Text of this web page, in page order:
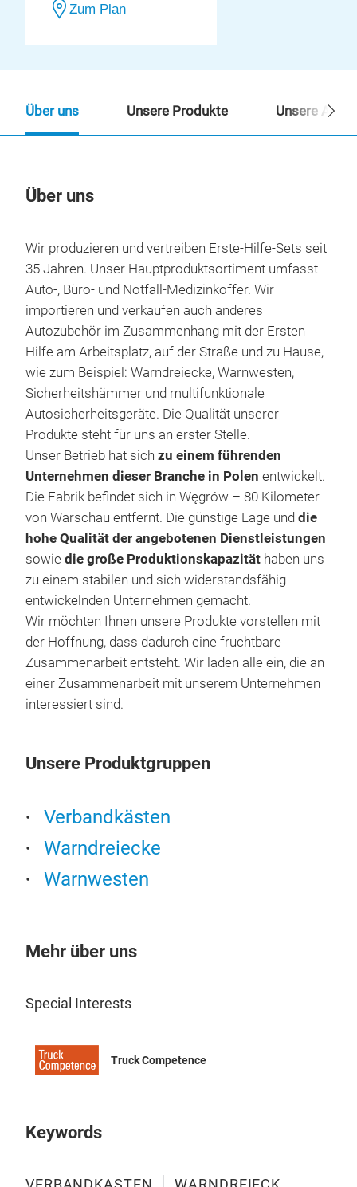
Zum Plan
Über uns
Wir produzieren und vertreiben Erste-Hilfe-Sets seit
35 Jahren. Unser Hauptproduktsortiment umfasst
Auto-, Büro- und Notfall-Medizinkoffer. Wir
importieren und verkaufen auch anderes
Autozubehör im Zusammenhang mit der Ersten
Hilfe am Arbeitsplatz, auf der Straße und zu Hause,
wie zum Beispiel: Warndreiecke, Warnwesten,
Sicherheitshämmer und multifunktionale
Autosicherheitsgeräte. Die Qualität unserer
Produkte steht für uns an erster Stelle.
Unser Betrieb hat sich zu einem führenden
Unternehmen dieser Branche in Polen entwickelt.
Die Fabrik befindet sich in Węgrów – 80 Kilometer
von Warschau entfernt. Die günstige Lage und die
hohe Qualität der angebotenen Dienstleistungen
sowie die große Produktionskapazität haben uns
zu einem stabilen und sich widerstandsfähig
entwickelnden Unternehmen gemacht.
Wir möchten Ihnen unsere Produkte vorstellen mit
der Hoffnung, dass dadurch eine fruchtbare
Zusammenarbeit entsteht. Wir laden alle ein, die an
einer Zusammenarbeit mit unserem Unternehmen
interessiert sind.
Unsere Produktgruppen
Verbandkästen
Warndreiecke
Warnwesten
Mehr über uns
Special Interests
Truck Competence
Keywords
Über uns Unsere Produkte Unsere